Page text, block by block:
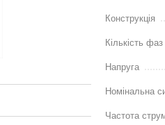
Конструкція
Кількість фаз
Напруга
Номінальна
Частота